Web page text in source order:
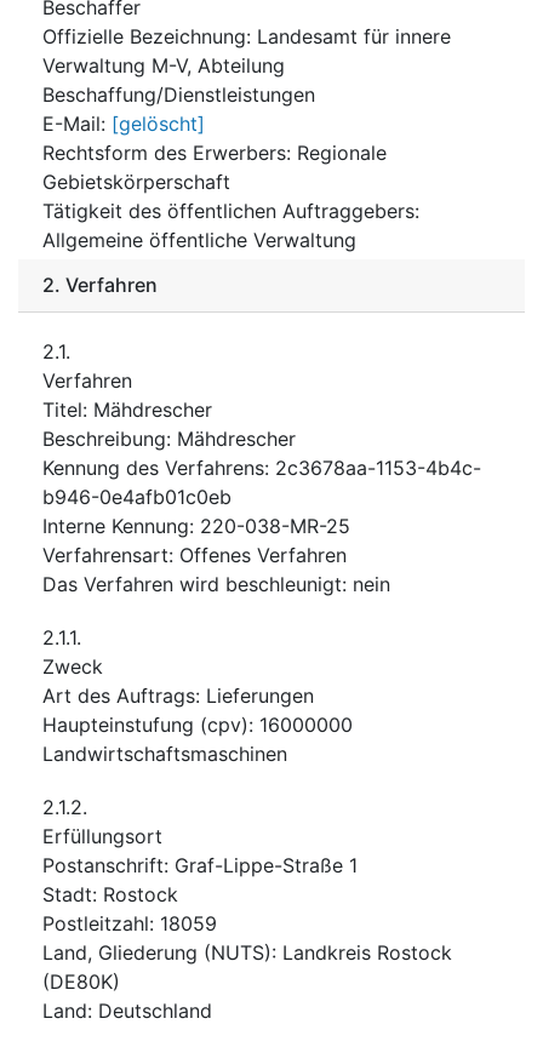
Beschaffer
Offizielle Bezeichnung: Landesamt für innere
Verwaltung M-V, Abteilung
Beschaffung/Dienstleistungen
E-Mail: [gelöscht]
Rechtsform des Erwerbers: Regionale
Gebietskörperschaft
Tätigkeit des öffentlichen Auftraggebers:
Allgemeine öffentliche Verwaltung
2. Verfahren
2.1.
Verfahren
Titel: Mähdrescher
Beschreibung: Mähdrescher
Kennung des Verfahrens: 2c3678aa-1153-4b4c-
b946-0e4afb01c0eb
Interne Kennung: 220-038-MR-25
Verfahrensart: Offenes Verfahren
Das Verfahren wird beschleunigt: nein
2.1.1.
Zweck
Art des Auftrags: Lieferungen
Haupteinstufung (cpv): 16000000
Landwirtschaftsmaschinen
2.1.2.
Erfüllungsort
Postanschrift: Graf-Lippe-Straße 1
Stadt: Rostock
Postleitzahl: 18059
Land, Gliederung (NUTS): Landkreis Rostock
(DE80K)
Land: Deutschland